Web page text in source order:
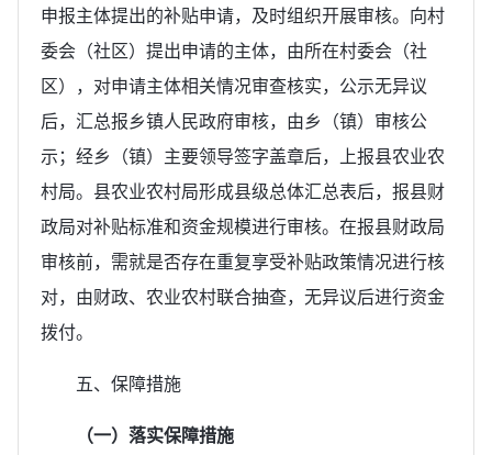
申报主体提出的补贴申请，及时组织开展审核。向村
委会（社区）提出申请的主体，由所在村委会（社
区），对申请主体相关情况审查核实，公示无异议
后，汇总报乡镇人民政府审核，由乡（镇）审核公
示；经乡（镇）主要领导签字盖章后，上报县农业农
村局。县农业农村局形成县级总体汇总表后，报县财
政局对补贴标准和资金规模进行审核。在报县财政局
审核前，需就是否存在重复享受补贴政策情况进行核
对，由财政、农业农村联合抽查，无异议后进行资金
拨付。
五、保障措施
（一）落实保障措施